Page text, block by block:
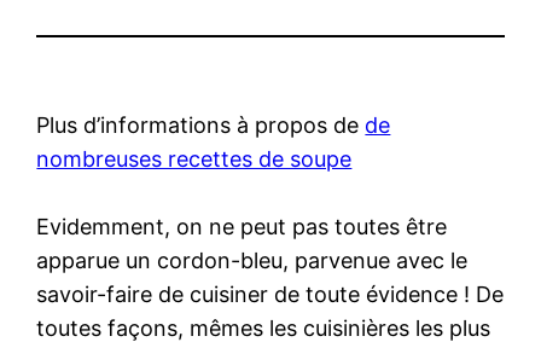
Plus d’informations à propos de de
nombreuses recettes de soupe
Evidemment, on ne peut pas toutes être
apparue un cordon-bleu, parvenue avec le
savoir-faire de cuisiner de toute évidence ! De
toutes façons, mêmes les cuisinières les plus